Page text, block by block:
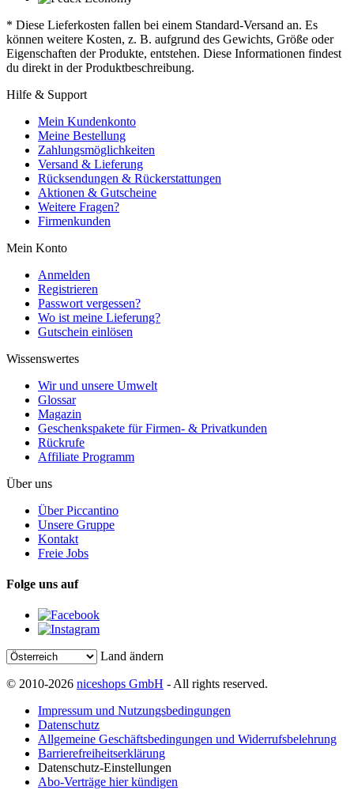
* Diese Lieferkosten fallen bei einem Standard-Versand an. Es
können weitere Kosten, z. B. aufgrund des Gewichts, Größe oder
Eigenschaften der Produkte, entstehen. Diese Informationen findest
du direkt in der Produktbeschreibung.
Hilfe & Support
Mein Kundenkonto
Meine Bestellung
Zahlungsmöglichkeiten
Versand & Lieferung
Rücksendungen & Rückerstattungen
Aktionen & Gutscheine
Weitere Fragen?
Firmenkunden
Mein Konto
Anmelden
Registrieren
Passwort vergessen?
Wo ist meine Lieferung?
Gutschein einlösen
Wissenswertes
Wir und unsere Umwelt
Glossar
Magazin
Geschenkspakete für Firmen- & Privatkunden
Rückrufe
Affiliate Programm
Über uns
Über Piccantino
Unsere Gruppe
Kontakt
Freie Jobs
Folge uns auf
Land ändern
© 2010-2026 niceshops GmbH - All rights reserved.
Impressum und Nutzungsbedingungen
Datenschutz
Allgemeine Geschäftsbedingungen und Widerrufsbelehrung
Barrierefreiheitserklärung
Datenschutz-Einstellungen
Abo-Verträge hier kündigen